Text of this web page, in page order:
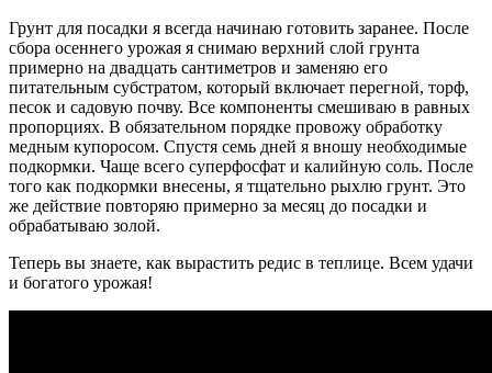
Грунт для посадки я всегда начинаю готовить заранее. После
сбора осеннего урожая я снимаю верхний слой грунта
примерно на двадцать сантиметров и заменяю его
питательным субстратом, который включает перегной, торф,
песок и садовую почву. Все компоненты смешиваю в равных
пропорциях. В обязательном порядке провожу обработку
медным купоросом. Спустя семь дней я вношу необходимые
подкормки. Чаще всего суперфосфат и калийную соль. После
того как подкормки внесены, я тщательно рыхлю грунт. Это
же действие повторяю примерно за месяц до посадки и
обрабатываю золой.
Теперь вы знаете, как вырастить редис в теплице. Всем удачи
и богатого урожая!